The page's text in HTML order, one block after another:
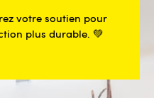
votre soutien pour
plus durable. 💚